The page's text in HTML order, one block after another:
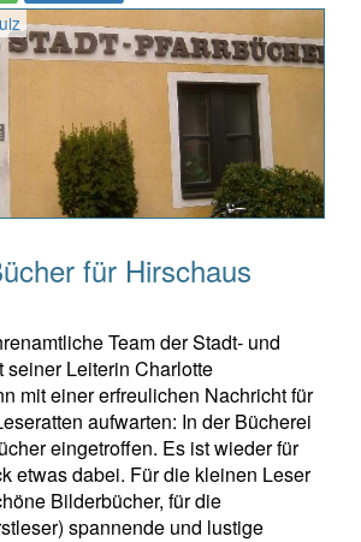
für Hirschaus
Team der Stadt- und
seiner Leiterin Charlotte
mit einer erfreulichen Nachricht für
aufwarten: In der Bücherei
eingetroffen. Es ist wieder für
etwas dabei. Für die kleinen Leser
Bilderbücher, für die
spannende und lustige